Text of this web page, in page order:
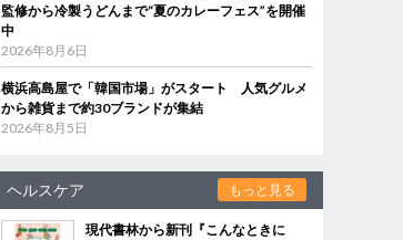
監修から冷製うどんまで“夏のカレーフェス”を開催
中
2026年8月6日
横浜高島屋で「韓国市場」がスタート 人気グルメ
から雑貨まで約30ブランドが集結
2026年8月5日
ヘルスケア もっと見る
現代書林から新刊『こんなときに